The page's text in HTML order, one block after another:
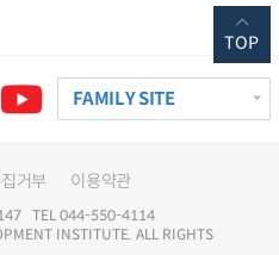
FAMILY SITE
거부 이용약관
TEL 044-550-4114
INSTITUTE. ALL RIGHTS
TOP